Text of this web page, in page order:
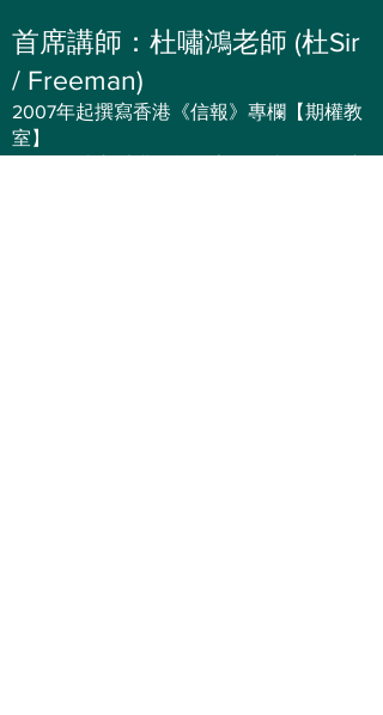
首席講師：杜嘯鴻老師 (杜Sir
/ Freeman)
2007年起撰寫香港《信報》專欄【期權教
室】